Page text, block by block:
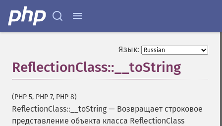
Язык:
ReflectionClass::__toString
(PHP 5, PHP 7, PHP 8)
ReflectionClass::__toString — Возвращает строковое
представление объекта класса ReflectionClass